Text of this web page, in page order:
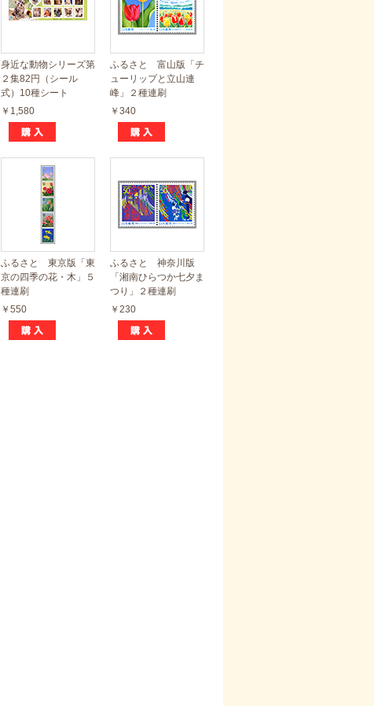
身近な動物シリーズ第
２集82円（シール
式）10種シート
￥1,580
ふるさと 富山版「チ
ューリップと立山連
峰」２種連刷
￥340
ふるさと 東京版「東
京の四季の花・木」５
種連刷
￥550
ふるさと 神奈川版
「湘南ひらつか七夕ま
つり」２種連刷
￥230